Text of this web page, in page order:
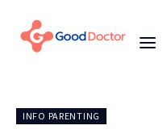
INFO PARENTING